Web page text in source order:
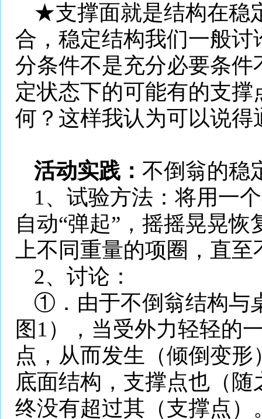
★支撑面就是结构在稳
合，稳定结构我们一般
分条件不是充分必要条
定状态下的可能有的支
何？这样我认为可以说得
活动实践： 不倒翁的稳
1、试验方法：将用一
自动“弹起”，摇摇晃晃
上不同重量的项圈，直
2、讨论：
①．由于不倒翁结构与
图 1 ），当受外力轻轻的
点，从而发生（倾倒变
底面结构，支撑点也（
终没有超过其（支撑点